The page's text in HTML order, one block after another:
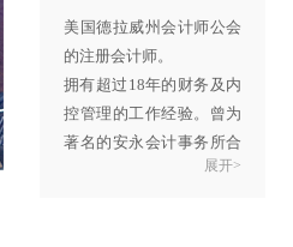
委员会主席。
唐教授持有美国俄勒冈州
立大学机械工程理学士学
位，并于美国加州大学柏
克莱分校取得机械工程硕
士及博士学位。唐教授现
任欧曾投资有限公司董
事。曾博士先后出版了多
部专业书籍和发表了多篇
文章，是多家报章及杂志
的专栏作者。
曾博士曾担任股份在联交
美国德拉威州会计师公会
的注册会计师。
拥有超过18年的财务及内
控管理的工作经验。曾为
著名的安永会计事务所合
伙人，主要负责风险管理
展开>